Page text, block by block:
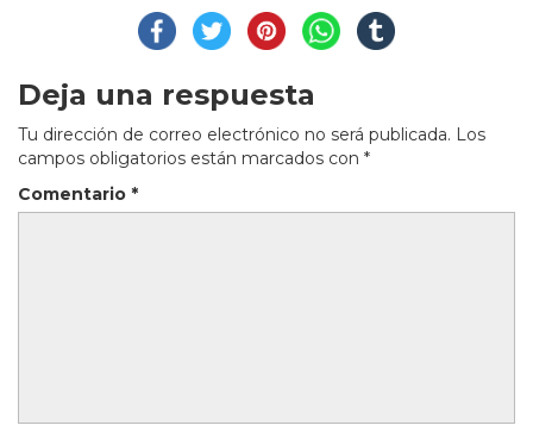
Deja una respuesta
Tu dirección de correo electrónico no será publicada. Los
campos obligatorios están marcados con *
Comentario *